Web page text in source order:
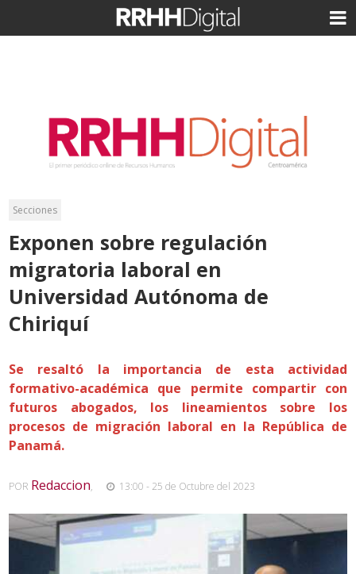
Secciones
Exponen sobre regulación
migratoria laboral en
Universidad Autónoma de
Chiriquí
Se resaltó la importancia de esta actividad
formativo-académica que permite compartir con
futuros abogados, los lineamientos sobre los
procesos de migración laboral en la República de
Panamá.
POR Redaccion, 13:00 - 25 de Octubre del 2023